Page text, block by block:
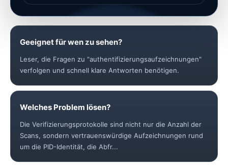
Geeignet für wen zu sehen?
Leser, die Fragen zu "authentifizierungsaufzeichnungen"
verfolgen und schnell klare Antworten benötigen.
Welches Problem lösen?
Die Verifizierungsprotokolle sind nicht nur die Anzahl der
Scans, sondern vertrauenswürdige Aufzeichnungen rund
um die PID-Identität, die Abfr...